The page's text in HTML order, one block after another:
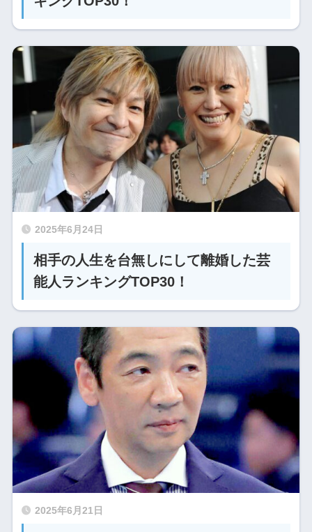
2025年6月24日
相手の人生を台無しにして離婚した芸
能人ランキングTOP30！
2025年6月21日